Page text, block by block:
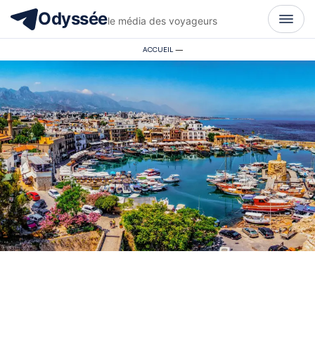
Odysséele média des voyageurs
ACCUEIL —